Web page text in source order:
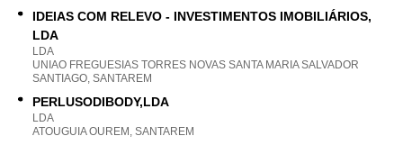
IDEIAS COM RELEVO - INVESTIMENTOS IMOBILIÁRIOS,
LDA
LDA
UNIAO FREGUESIAS TORRES NOVAS SANTA MARIA SALVADOR
SANTIAGO, SANTAREM
PERLUSODIBODY,LDA
LDA
ATOUGUIA OUREM, SANTAREM